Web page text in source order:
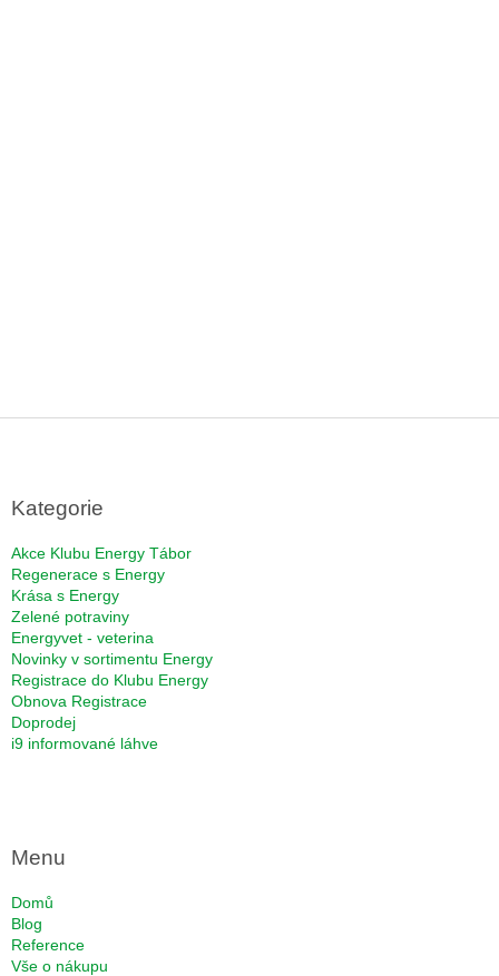
Kategorie
Akce Klubu Energy Tábor
Regenerace s Energy
Krása s Energy
Zelené potraviny
Energyvet - veterina
Novinky v sortimentu Energy
Registrace do Klubu Energy
Obnova Registrace
Doprodej
i9 informované láhve
Menu
Domů
Blog
Reference
Vše o nákupu